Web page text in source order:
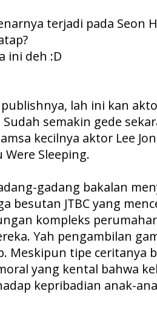
terjadi pada Seon
ini deh :D
lah ini kan
semakin gede
kecilnya aktor Lee
Were Sleeping.
gadang bakalan
besutan JTBC yang
kompleks
Yah pengambilan
Meskipun tipe ceritanya
yang kental bahwa
kepribadian anak-